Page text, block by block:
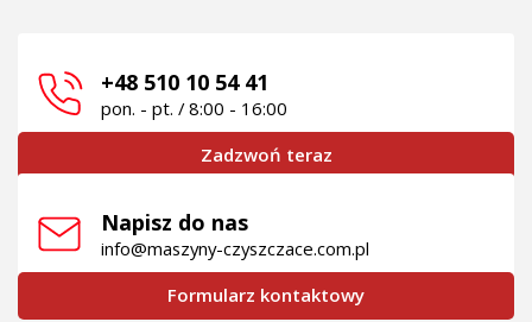
+48 510 10 54 41
pon. - pt. / 8:00 - 16:00
Zadzwoń teraz
Napisz do nas
info@maszyny-czyszczace.com.pl
Formularz kontaktowy